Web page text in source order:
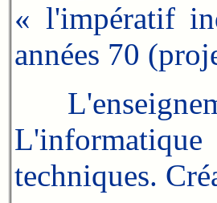
« l'impératif
années 70
techniques.